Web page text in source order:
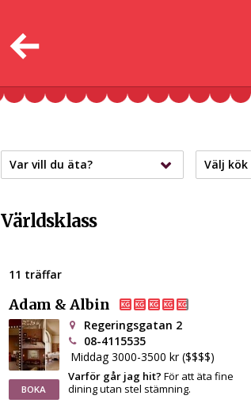
Var vill du äta? Välj kök
Världsklass
11 träffar
Adam & Albin
BOKA
Regeringsgatan 2
08-4115535
Middag 3000-3500 kr ($$$$)
Varför går jag hit? För att äta fine
dining utan stel stämning.